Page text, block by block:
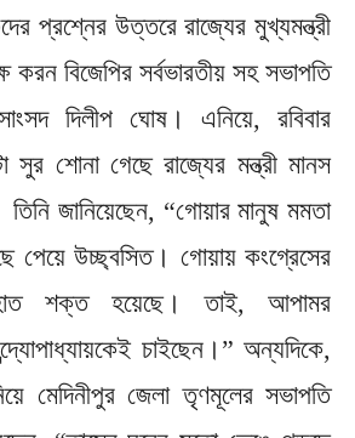
প্রশ্নের উত্তরে রাজ্যের মুখ্যমন্ত্রী
করন বিজেপির সর্বভারতীয় সহ সভাপতি
দিলীপ ঘোষ। এনিয়ে, রবিবার
শোনা গেছে রাজ্যের মন্ত্রী মানস
জানিয়েছেন, “গোয়ার মানুষ মমতা
পেয়ে উচ্ছ্বসিত। গোয়ায় কংগ্রেসের
শক্ত হয়েছে। তাই, আপামর
চাইছেন।” অন্যদিকে,
মেদিনীপুর জেলা তৃণমূলের সভাপতি